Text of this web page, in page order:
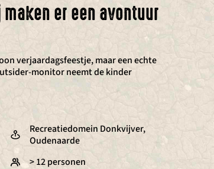
er een avontuur
verjaardagsfeestje, maar een echte
monitor neemt de kinder
Recreatiedomein Donkvijver,
Oudenaarde
> 12 personen